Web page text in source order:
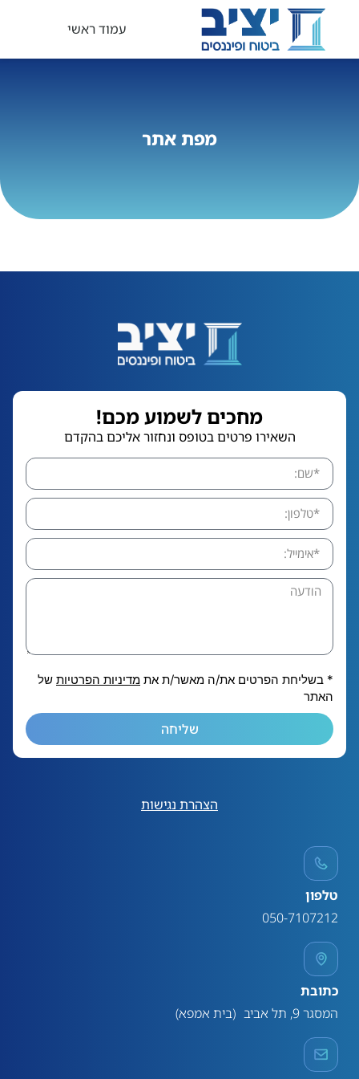
עמוד ראשי
מפת אתר
טלפון
050-7107212
כתובת
המסגר 9, תל אביב (בית אמפא)
מחכים לשמוע מכם!
השאירו פרטים בטופס ונחזור אליכם בהקדם
* בשליחת הפרטים את/ה מאשר/ת את מדיניות הפרטיות של
האתר
שליחה
הצהרת נגישות